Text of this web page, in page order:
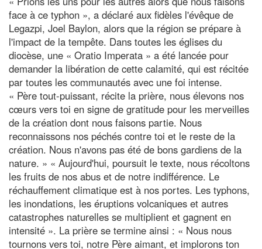
face à ce typhon », a déclaré aux fidèles l'évêque de
Legazpi, Joel Baylon, alors que la région se prépare à
l'impact de la tempête. Dans toutes les églises du
diocèse, une « Oratio Imperata » a été lancée pour
demander la libération de cette calamité, qui est récitée
par toutes les communautés avec une foi intense.
« Père tout-puissant, récite la prière, nous élevons nos
cœurs vers toi en signe de gratitude pour les merveilles
de la création dont nous faisons partie. Nous
reconnaissons nos péchés contre toi et le reste de la
création. Nous n'avons pas été de bons gardiens de la
nature. » « Aujourd'hui, poursuit le texte, nous récoltons
les fruits de nos abus et de notre indifférence. Le
réchauffement climatique est à nos portes. Les typhons,
les inondations, les éruptions volcaniques et autres
catastrophes naturelles se multiplient et gagnent en
intensité ». La prière se termine ainsi : « Nous nous
tournons vers toi, notre Père aimant, et implorons ton